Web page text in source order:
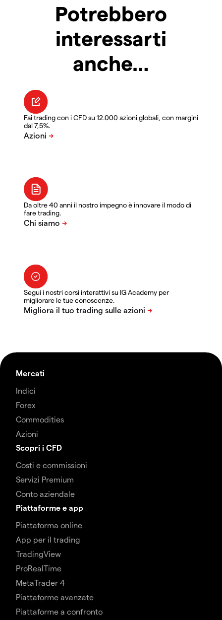
Potrebbero
interessarti
anche…
Fai trading con i CFD su 12.000 azioni globali, con margini
dal 7,5%.
Da oltre 40 anni il nostro impegno è innovare il modo di
fare trading.
Segui i nostri corsi interattivi su IG Academy per
migliorare le tue conoscenze.
Mercati
Indici
Forex
Commodities
Azioni
Scopri i CFD
Costi e commissioni
Servizi Premium
Conto aziendale
Piattaforme e app
Piattaforma online
App per il trading
TradingView
ProRealTime
MetaTrader 4
Piattaforme avanzate
Piattaforme a confronto